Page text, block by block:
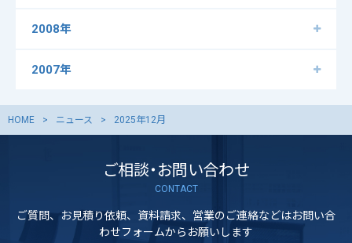
2008年
2007年
HOME ニュース 2025年12月
ご相談・お問い合わせ
CONTACT
ご質問、お見積り依頼、資料請求、営業のご連絡などはお問い合
わせフォームからお願いします